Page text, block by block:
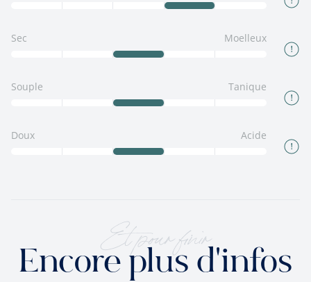
Sec Moelleux
Souple Tanique
Doux Acide
Et pour finir
Encore plus d'infos